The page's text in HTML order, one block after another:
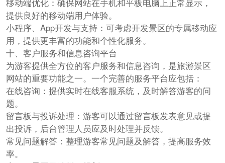
移动端优化：确保网站在手机和平板电脑上正常显示，
提供良好的移动端用户体验。
小程序、App开发与支持：可考虑开发景区的专属移动应
用，提供更丰富的功能和个性化服务。
十、客户服务和信息咨询平台
为游客提供全方位的客户服务和信息咨询，是旅游景区
网站的重要功能之一。一个完善的服务平台应包括：
在线咨询：提供实时在线客服系统，及时解答游客的问
题。
留言板与投诉处理：游客可以通过留言板发表意见或提
出投诉，后台管理人员应及时处理并反馈。
常见问题解答：整理游客常见问题及解答，提高服务效
率。